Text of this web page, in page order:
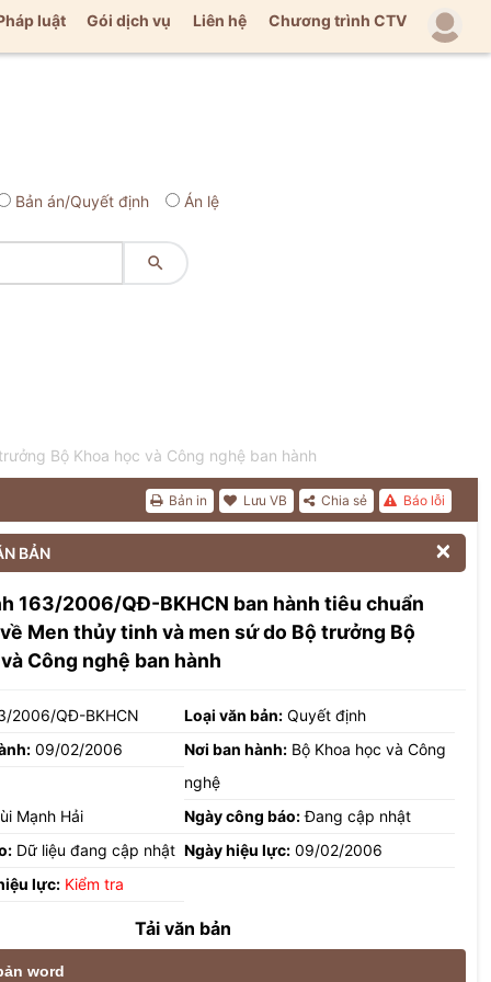
luật Gói dịch vụ Liên hệ Chương trình CTV
Bản án/Quyết định Án lệ

Bộ Khoa học và Công nghệ ban hành
Báo lỗi
Chia sẻ
Lưu VB
Bản in
BẢN 
163/2006/QĐ-BKHCN ban hành tiêu chuẩn
Men thủy tinh và men sứ do Bộ trưởng Bộ
Công nghệ ban hành
2006/QĐ-BKHCN Loại văn bản: Quyết định
09/02/2006 Nơi ban hành: Bộ Khoa học và Công
nghệ
Mạnh Hải Ngày công báo:Đang cập nhật
Dữ liệu đang cập nhật Ngày hiệu lực: 09/02/2006
lực: Kiểm tra
Tải văn bản
word